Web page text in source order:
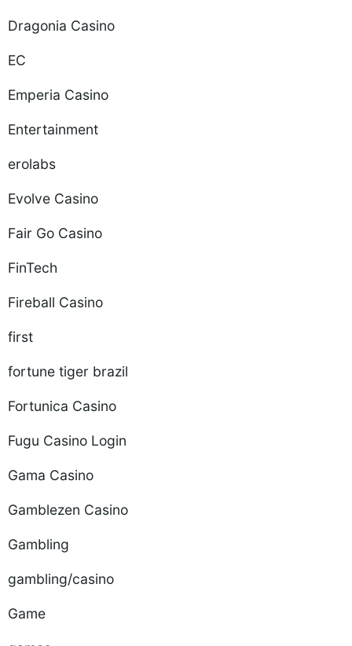
Dragonia Casino
EC
Emperia Casino
Entertainment
erolabs
Evolve Casino
Fair Go Casino
FinTech
Fireball Casino
first
fortune tiger brazil
Fortunica Casino
Fugu Casino Login
Gama Casino
Gamblezen Casino
Gambling
gambling/casino
Game